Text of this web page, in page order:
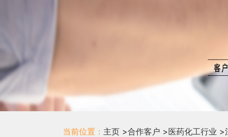
当前位置： 主页 >合作客户 >医药化工行业 >